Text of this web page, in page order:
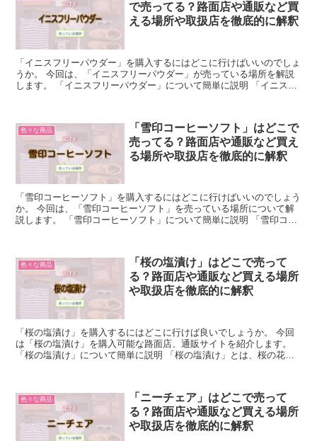
で売ってる？路面店や通販など買
える場所や取扱店を徹底的に解釈
「イニスフリーパウダー」を購入するにはどこに行けばいいのでしょ
うか。 今回は、「イニスフリーパウダー」が売っている場所を解説
します。 「イニスフリーパウダー」について簡単に説明 「イニスフ
色々な商品
「雪印コーヒーソフト」はどこで
売ってる？路面店や通販など買え
る場所や取扱店を徹底的に解釈
「雪印コーヒーソフト」を購入するにはどこに行けばいいのでしょう
か。 今回は、「雪印コーヒーソフト」を売っている場所について解
説します。 「雪印コーヒーソフト」について簡単に説明 「雪印コー
色々な商品
「桜の塩漬け」はどこで売って
る？路面店や通販など買える場所
や取扱店を徹底的に解釈
「桜の塩漬け」を購入するにはどこに行けば良いでしょうか。 今回
は「桜の塩漬け」を購入可能な路面店、通販サイトを紹介します。
「桜の塩漬け」について簡単に説明 「桜の塩漬け」とは、桜の花や
色々な商品
「ニーチェア」はどこで売って
る？路面店や通販など買える場所
や取扱店を徹底的に解釈